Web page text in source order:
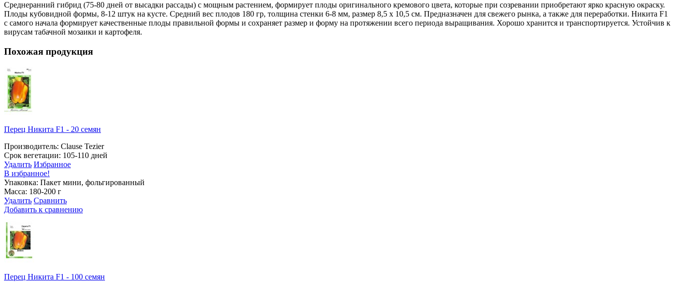
Среднеранний гибрид (75-80 дней от высадки рассады) с мощным растением, формирует плоды оригинального кремового цвета, которые при созревании приобретают ярко красную окраску.
Плоды кубовидной формы, 8-12 штук на кусте. Средний вес плодов 180 гр, толщина стенки 6-8 мм, размер 8,5 х 10,5 см. Предназначен для свежего рынка, а также для переработки. Никита F1
с самого начала формирует качественные плоды правильной формы и сохраняет размер и форму на протяжении всего периода выращивания. Хорошо хранится и транспортируется. Устойчив к
вирусам табачной мозаики и картофеля.
Похожая продукция
Перец Никита F1 - 20 семян
Производитель: Clause Tezier
Срок вегетации: 105-110 дней
Удалить Избранное
В избранное!
Упаковка: Пакет мини, фольгированный
Масса: 180-200 г
Удалить Сравнить
Добавить к сравнению
Перец Никита F1 - 100 семян